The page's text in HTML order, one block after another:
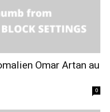
Omar Artan au
0